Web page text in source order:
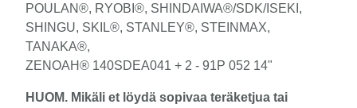
POULAN®, RYOBI®, SHINDAIWA®/SDK/ISEKI,
SHINGU, SKIL®, STANLEY®, STEINMAX,
TANAKA®,
ZENOAH® 140SDEA041 + 2 - 91P 052 14"
HUOM. Mikäli et löydä sopivaa teräketjua tai